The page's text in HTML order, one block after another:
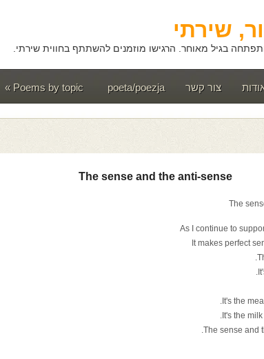
שירתי
בגיל מאוחר. הרגישו מוזמנים להשתתף בחווית שירתי.
צור קשר poeta/poezja
Poems by topic
»
The sense and the anti-sense
The
As I continue to
It makes perfect
It's the
It's the
The sense and